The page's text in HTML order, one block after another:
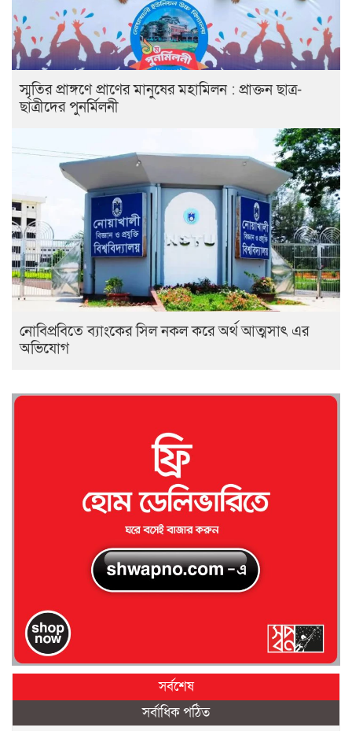
স্মৃতির প্রাঙ্গণে প্রাণের মানুষের মহামিলন : প্রাক্তন ছাত্র-
ছাত্রীদের পুনর্মিলনী
নোবিপ্রবিতে ব্যাংকের সিল নকল করে অর্থ আত্মসাৎ এর
অভিযোগ
সর্বশেষ
সর্বাধিক পঠিত